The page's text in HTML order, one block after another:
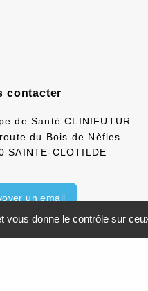
contacter
de Santé CLINIFUTUR
du Bois de Nèfles
SAINTE-CLOTILDE
un email
vous donne le contrôle sur